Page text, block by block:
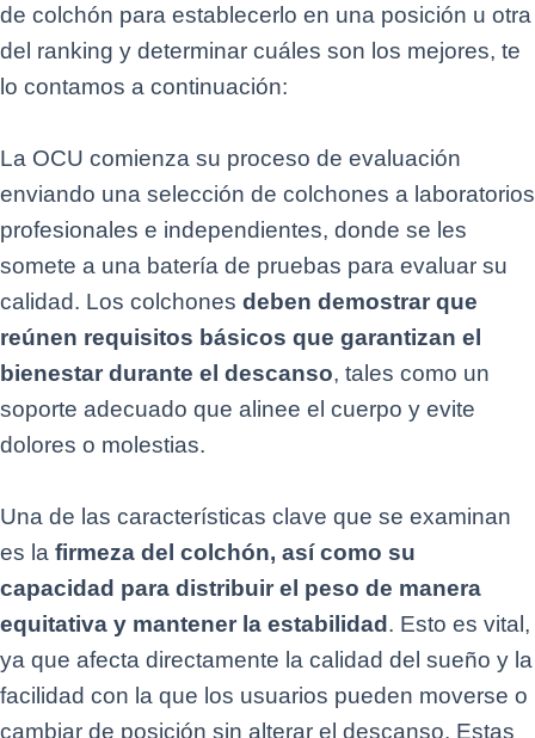
de colchón para establecerlo en una posición u otra
del ranking y determinar cuáles son los mejores, te
lo contamos a continuación:
La OCU comienza su proceso de evaluación
enviando una selección de colchones a laboratorios
profesionales e independientes, donde se les
somete a una batería de pruebas para evaluar su
calidad. Los colchones deben demostrar que
reúnen requisitos básicos que garantizan el
bienestar durante el descanso, tales como un
soporte adecuado que alinee el cuerpo y evite
dolores o molestias.
Una de las características clave que se examinan
es la firmeza del colchón, así como su
capacidad para distribuir el peso de manera
equitativa y mantener la estabilidad. Esto es vital,
ya que afecta directamente la calidad del sueño y la
facilidad con la que los usuarios pueden moverse o
cambiar de posición sin alterar el descanso. Estas